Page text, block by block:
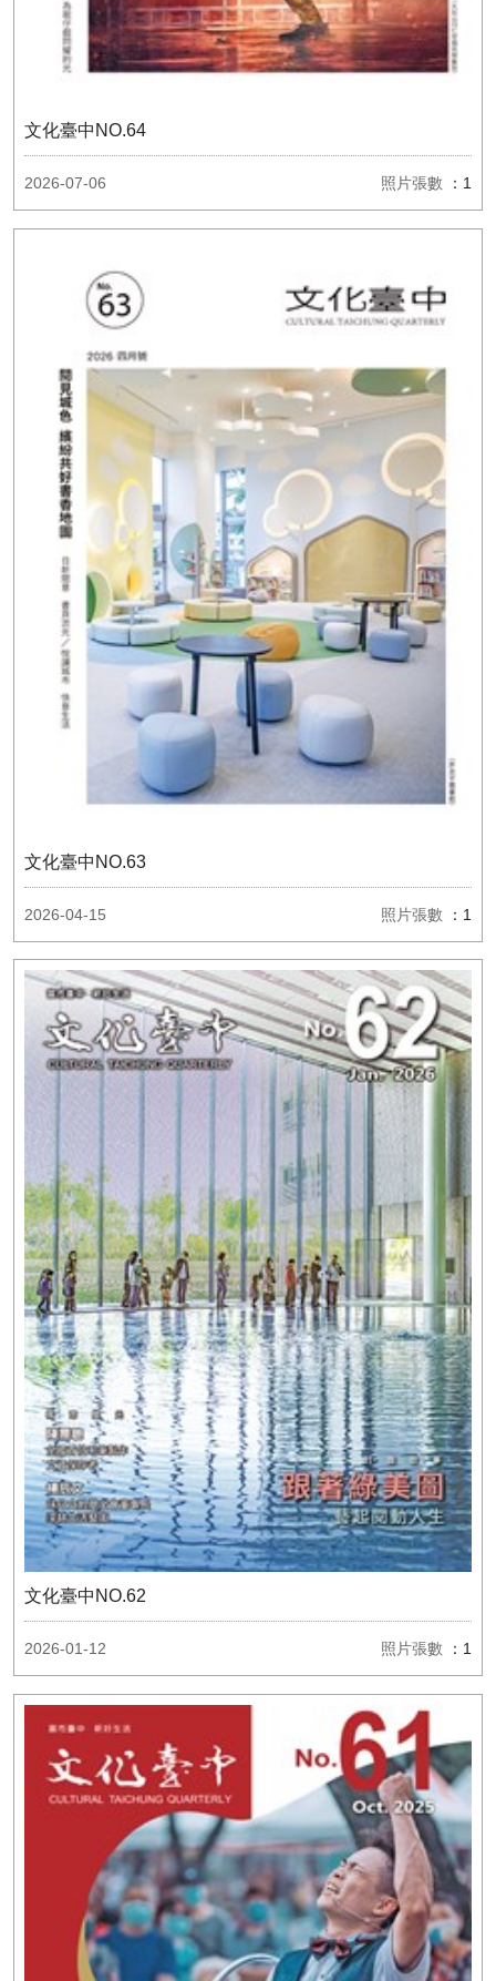
文化臺中NO.64
2026-07-06 照片張數 ：1
文化臺中NO.63
2026-04-15 照片張數 ：1
文化臺中NO.62
2026-01-12 照片張數 ：1